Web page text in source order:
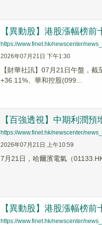
【異動股】港股漲幅榜
https://www.finet.hk/newscenter/
2026年07月21日 下午1:30
【財華社訊】07月21日午盤，
+36.11%、華和控股(099...
【百強透視】中期利潤
https://www.finet.hk/newscenter/
2026年07月21日 上午10:59
7月21日，哈爾濱電氣（
【異動股】港股漲幅榜
https://www.finet.hk/newscenter/